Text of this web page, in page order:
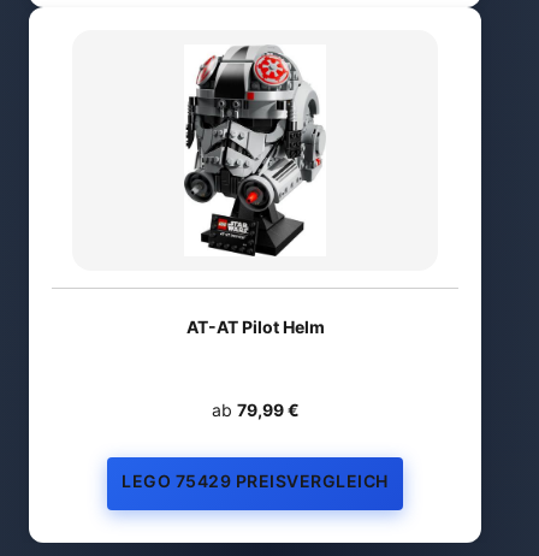
AT-AT Pilot Helm
ab 79,99 €
LEGO 75429 PREISVERGLEICH